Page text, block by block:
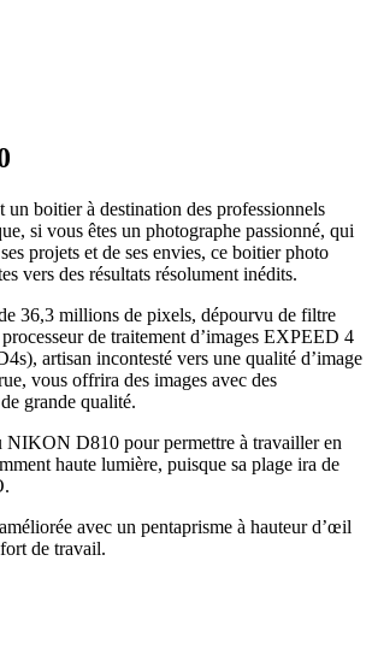
boitier à destination des professionnels
si vous êtes un photographe passionné, qui
projets et de ses envies, ce boitier photo
vers des résultats résolument inédits.
36,3 millions de pixels, dépourvu de filtre
de traitement d’images EXPEED 4
artisan incontesté vers une qualité d’image
vous offrira des images avec des
grande qualité.
NIKON D810 pour permettre à travailler en
haute lumière, puisque sa plage ira de
avec un pentaprisme à hauteur d’œil
de travail.